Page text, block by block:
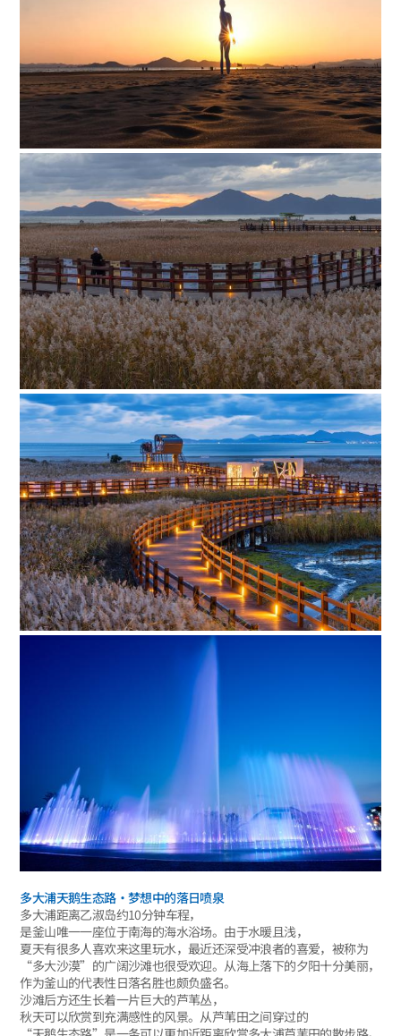
多大浦天鹅生态路·梦想中的落日喷泉
多大浦距离乙淑岛约10分钟车程，
是釜山唯一一座位于南海的海水浴场。由于水暖且浅，
夏天有很多人喜欢来这里玩水，最近还深受冲浪者的喜爱，被称为
“多大沙漠”的广阔沙滩也很受欢迎。从海上落下的夕阳十分美丽，
作为釜山的代表性日落名胜也颇负盛名。
沙滩后方还生长着一片巨大的芦苇丛，
秋天可以欣赏到充满感性的风景。从芦苇田之间穿过的